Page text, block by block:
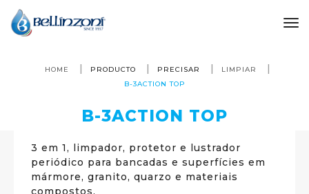
HOME PRODUCTO PRECISAR
LIMPIAR
B-3ACTION TOP
B-3ACTION TOP
3 em 1, limpador, protetor e lustrador
periódico para bancadas e superfícies em
mármore, granito, quarzo e materiais
compostos.